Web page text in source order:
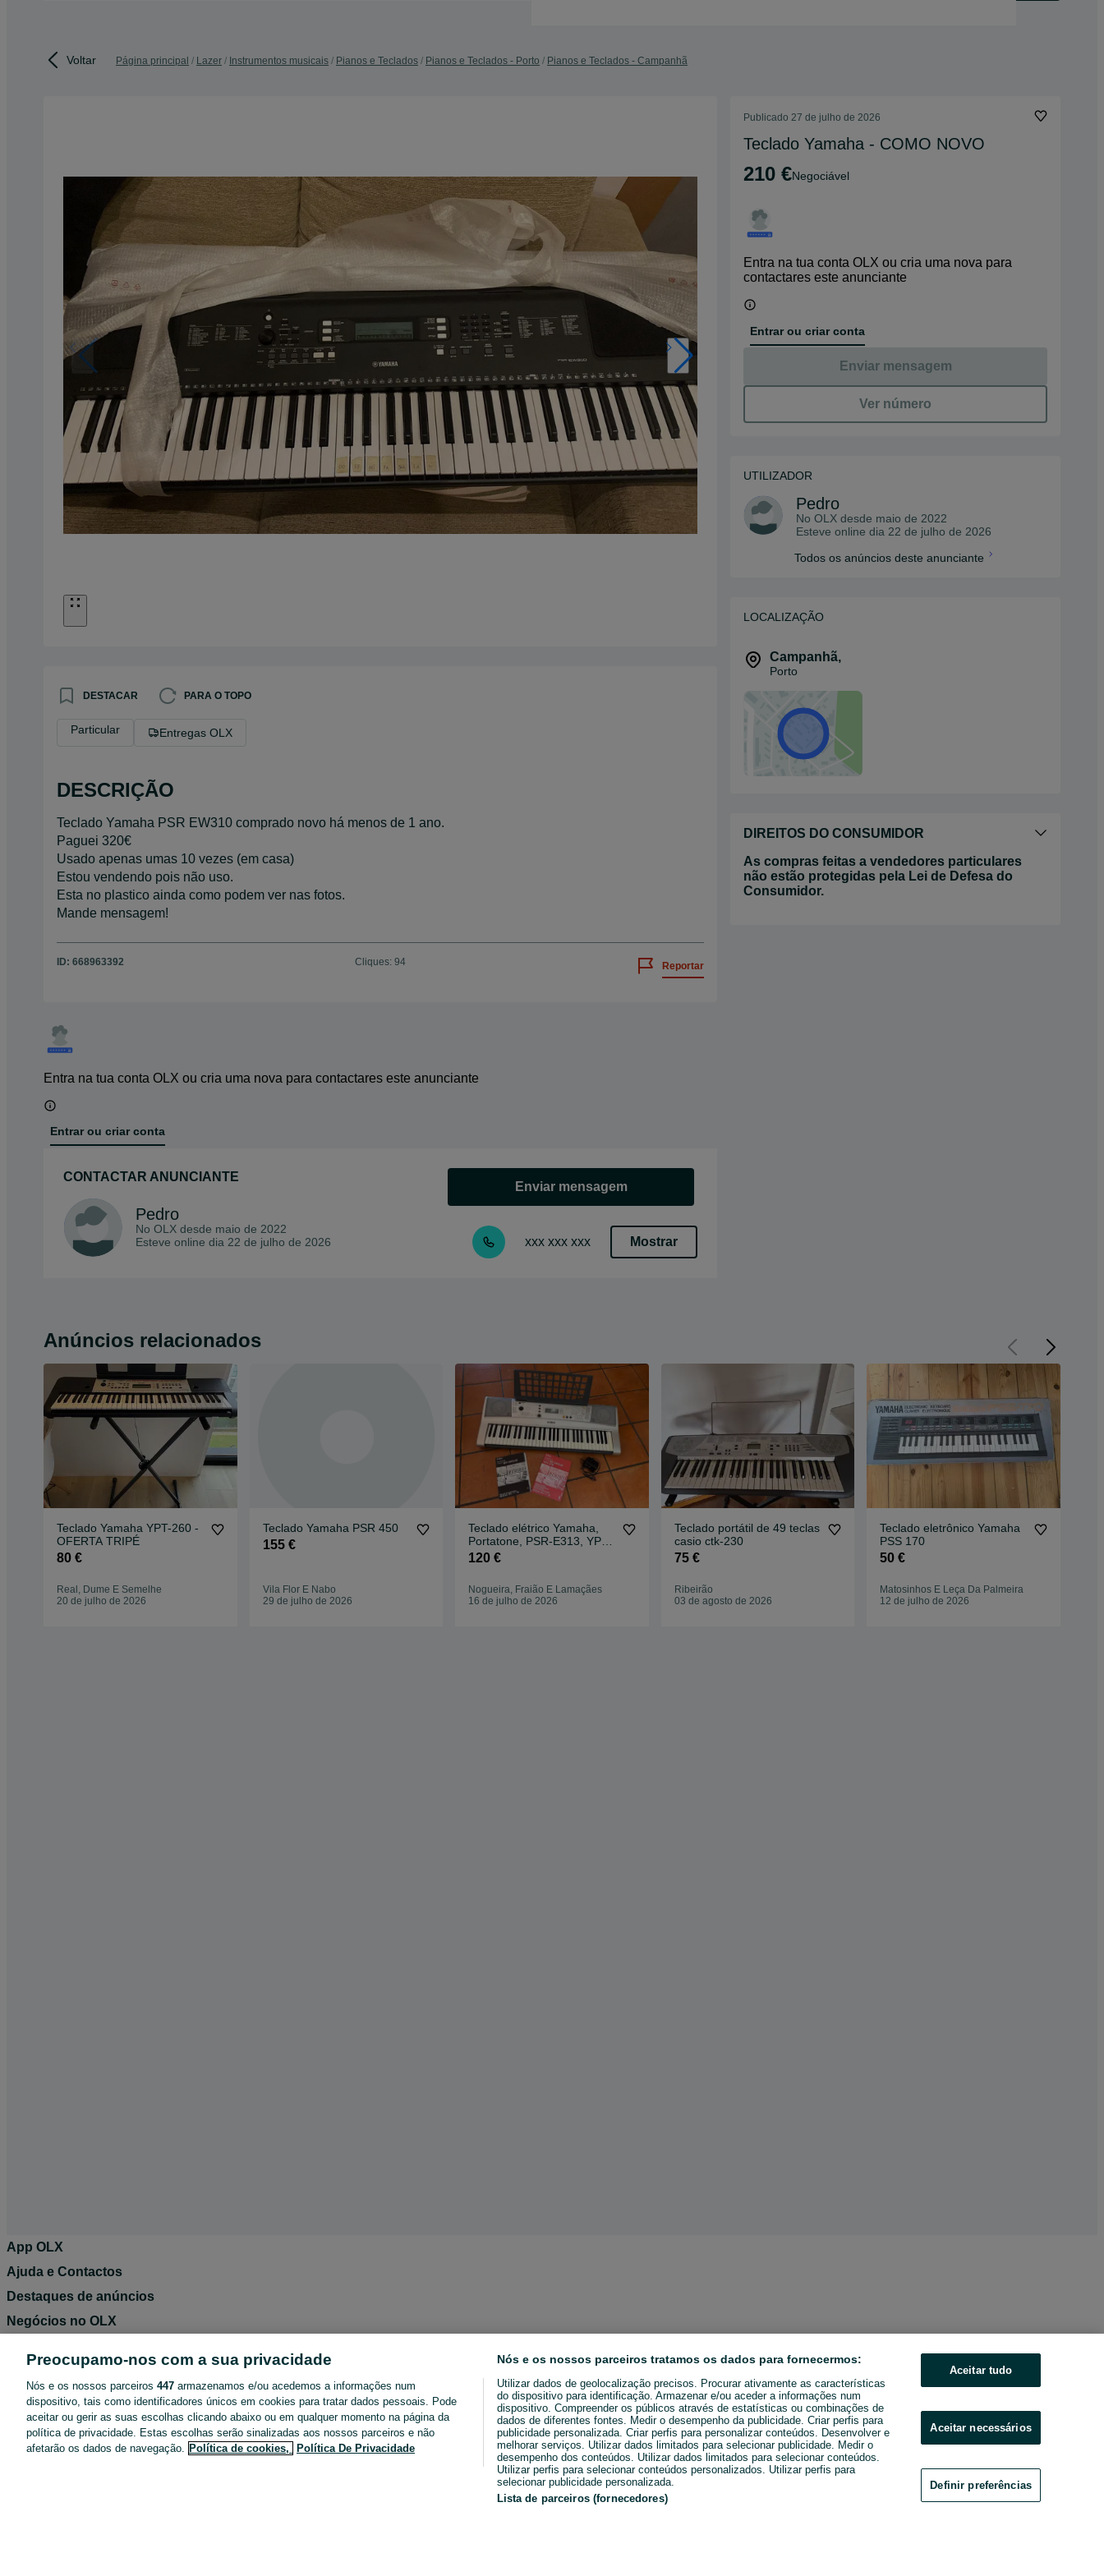
Voltar Página principal Lazer Instrumentos musicais Pianos e Teclados Pianos e Teclados - Porto Pianos e Teclados - Campanhã
DESTACAR PARA O TOPO
Particular Entregas OLX
DESCRIÇÃO
Teclado Yamaha PSR EW310 comprado novo há menos de 1 ano.
Paguei 320€
Usado apenas umas 10 vezes (em casa)
Estou vendendo pois não uso.
Esta no plastico ainda como podem ver nas fotos.
Mande mensagem!
ID: 668963392 Cliques: 94 Reportar
Entra na tua conta OLX ou cria uma nova para contactares este anunciante
Entrar ou criar conta
CONTACTAR ANUNCIANTE
Pedro
No OLX desde maio de 2022
Esteve online dia 22 de julho de 2026
Enviar mensagem
xxx xxx xxx Mostrar
Publicado 27 de julho de 2026
Teclado Yamaha - COMO NOVO
210 € Negociável
Entra na tua conta OLX ou cria uma nova para
contactares este anunciante
Entrar ou criar conta
Enviar mensagem
Ver número
UTILIZADOR
Pedro
No OLX desde maio de 2022
Esteve online dia 22 de julho de 2026
Todos os anúncios deste anunciante
LOCALIZAÇÃO
Campanhã,
Porto
DIREITOS DO CONSUMIDOR
As compras feitas a vendedores particulares
não estão protegidas pela Lei de Defesa do
Consumidor.
Anúncios relacionados
Teclado Yamaha YPT-260 -
OFERTA TRIPÉ
80 €
Real, Dume E Semelhe
20 de julho de 2026
Teclado Yamaha PSR 450
155 €
Vila Flor E Nabo
29 de julho de 2026
Teclado elétrico Yamaha,
Portatone, PSR-E313, YPT-
310
120 €
Nogueira, Fraião E Lamaçães
16 de julho de 2026
Teclado portátil de 49 teclas
casio ctk-230
75 €
Ribeirão
03 de agosto de 2026
Teclado eletrônico Yamaha
PSS 170
50 €
Matosinhos E Leça Da Palmeira
12 de julho de 2026
App OLX
Ajuda e Contactos
Destaques de anúncios
Negócios no OLX
Termos de Utilização
Política de Privacidade
Pacotes de anúncios
Entregas OLX
Preocupamo-nos com a sua privacidade
Nós e os nossos parceiros 447 armazenamos e/ou acedemos a informações num
dispositivo, tais como identificadores únicos em cookies para tratar dados pessoais. Pode
aceitar ou gerir as suas escolhas clicando abaixo ou em qualquer momento na página da
política de privacidade. Estas escolhas serão sinalizadas aos nossos parceiros e não
afetarão os dados de navegação. Política de cookies, Política De Privacidade
Nós e os nossos parceiros tratamos os dados para fornecermos:
Utilizar dados de geolocalização precisos. Procurar ativamente as características
do dispositivo para identificação. Armazenar e/ou aceder a informações num
dispositivo. Compreender os públicos através de estatísticas ou combinações de
dados de diferentes fontes. Medir o desempenho da publicidade. Criar perfis para
publicidade personalizada. Criar perfis para personalizar conteúdos. Desenvolver e
melhorar serviços. Utilizar dados limitados para selecionar publicidade. Medir o
desempenho dos conteúdos. Utilizar dados limitados para selecionar conteúdos.
Utilizar perfis para selecionar conteúdos personalizados. Utilizar perfis para
selecionar publicidade personalizada.
Lista de parceiros (fornecedores)
Aceitar tudo
Aceitar necessários
Definir preferências